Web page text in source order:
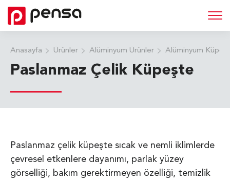
Anasayfa Ürünler Alüminyum Ürünler Alüminyum
Paslanmaz Çelik Küpeşte
Paslanmaz çelik küpeşte sıcak ve nemli iklimlerde
çevresel etkenlere dayanımı, parlak yüzey
görselliği, bakım gerektirmeyen özelliği, temizlik